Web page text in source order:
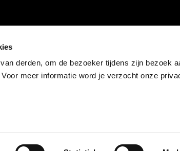
derden, om de bezoeker tijdens zijn bezoek
meer informatie word je verzocht onze
STORE APRILIA